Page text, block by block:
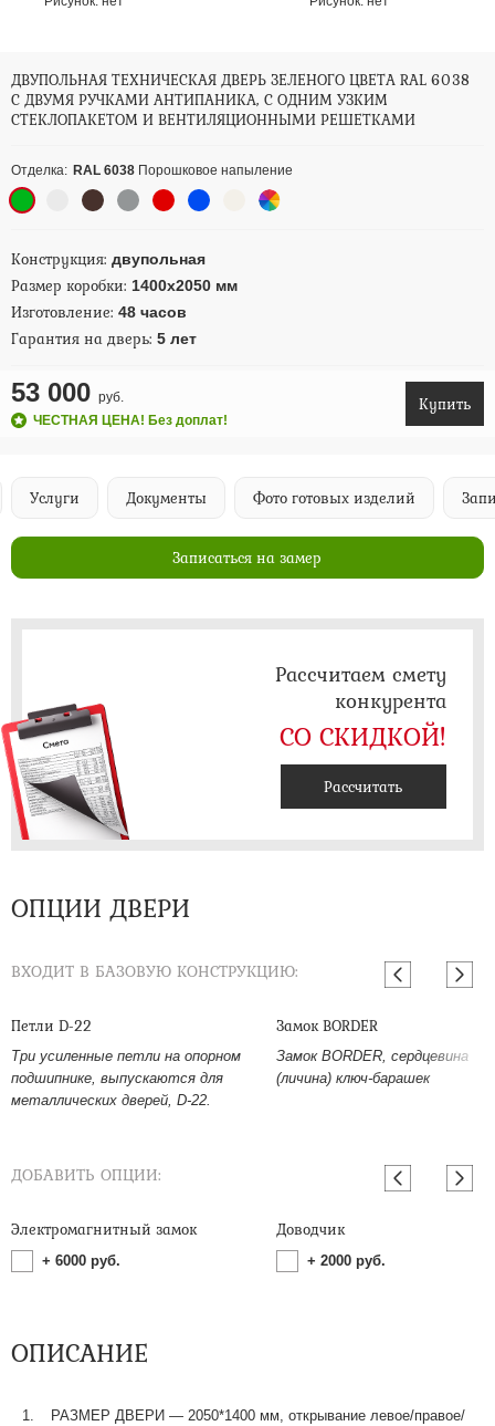
ДВУПОЛЬНАЯ ТЕХНИЧЕСКАЯ ДВЕРЬ ЗЕЛЕНОГО ЦВЕТА RAL 6038
С ДВУМЯ РУЧКАМИ АНТИПАНИКА, С ОДНИМ УЗКИМ
СТЕКЛОПАКЕТОМ И ВЕНТИЛЯЦИОННЫМИ РЕШЕТКАМИ
Отделка: RAL 6038 Порошковое напыление
Конструкция: двупольная
Размер коробки: 1400х2050 мм
Изготовление: 48 часов
Гарантия на дверь: 5 лет
53 000 руб.
ЧЕСТНАЯ ЦЕНА! Без доплат!
Купить
Услуги Документы Фото готовых изделий
Записаться на замер
Рассчитаем смету
конкурента
СО СКИДКОЙ!
Рассчитать
ОПЦИИ ДВЕРИ
ВХОДИТ В БАЗОВУЮ КОНСТРУКЦИЮ:
Петли D-22
Три усиленные петли на опорном
подшипнике, выпускаются для
металлических дверей, D-22.
Замок BORDER
Замок BORDER, сердцевина
(личина) ключ-барашек
ДОБАВИТЬ ОПЦИИ:
Электромагнитный замок
+ 6000 руб.
Доводчик
+ 2000 руб.
ОПИСАНИЕ
РАЗМЕР ДВЕРИ — 2050*1400 мм, открывание левое/правое/